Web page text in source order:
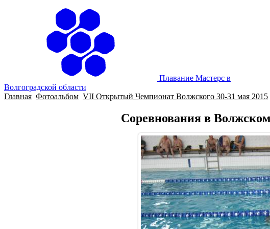
Плавание Мастерс в
Волгоградской области
Главная Фотоальбом VII Открытый Чемпионат Волжского 30-31 мая 2015
Соревнования в